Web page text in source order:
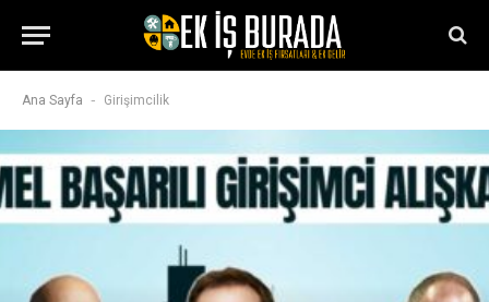
Ana Sayfa - Girişimcilik